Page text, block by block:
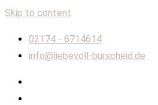
Skip to content
02174 - 6714614
info@liebevoll-burscheid.de